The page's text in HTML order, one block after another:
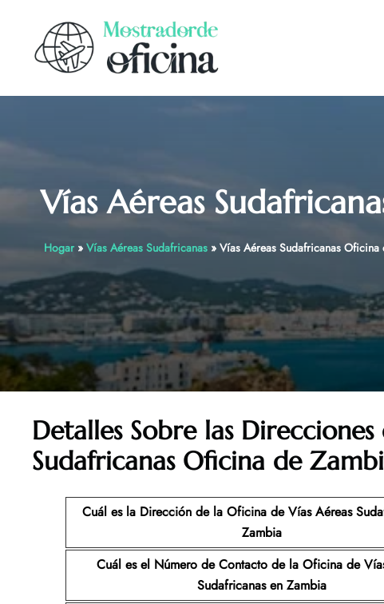
content
Vías Aéreas
Hogar» Vías Aéreas Sudafricanas» Vías Aéreas Sudafricanas
Detalles Sobre las
Sudafricanas Oficina de
Cuál es la Dirección de la Oficina de Vías Aéreas
Zambia
Cuál es el Número de Contacto de la Oficina de
Sudafricanas en Zambia